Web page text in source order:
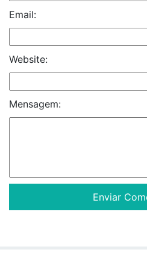
Email:
Website:
Mensagem: